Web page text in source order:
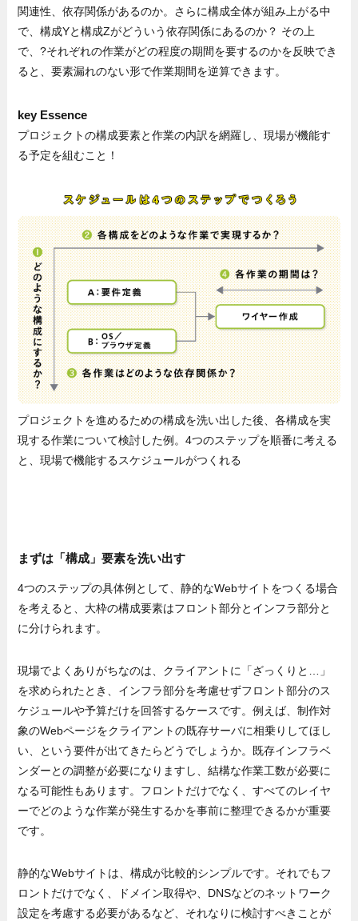
関連性、依存関係があるのか。さらに構成全体が組み上がる中
で、構成Yと構成Zがどういう依存関係にあるのか？ その上
で、?それぞれの作業がどの程度の期間を要するのかを反映でき
ると、要素漏れのない形で作業期間を逆算できます。
key Essence
プロジェクトの構成要素と作業の内訳を網羅し、現場が機能す
る予定を組むこと！
プロジェクトを進めるための構成を洗い出した後、各構成を実
現する作業について検討した例。4つのステップを順番に考える
と、現場で機能するスケジュールがつくれる
まずは「構成」要素を洗い出す
4つのステップの具体例として、静的なWebサイトをつくる場合
を考えると、大枠の構成要素はフロント部分とインフラ部分と
に分けられます。
現場でよくありがちなのは、クライアントに「ざっくりと…」
を求められたとき、インフラ部分を考慮せずフロント部分のス
ケジュールや予算だけを回答するケースです。例えば、制作対
象のWebページをクライアントの既存サーバに相乗りしてほし
い、という要件が出てきたらどうでしょうか。既存インフラベ
ンダーとの調整が必要になりますし、結構な作業工数が必要に
なる可能性もあります。フロントだけでなく、すべてのレイヤ
ーでどのような作業が発生するかを事前に整理できるかが重要
です。
静的なWebサイトは、構成が比較的シンプルです。それでもフ
ロントだけでなく、ドメイン取得や、DNSなどのネットワーク
設定を考慮する必要があるなど、それなりに検討すべきことが